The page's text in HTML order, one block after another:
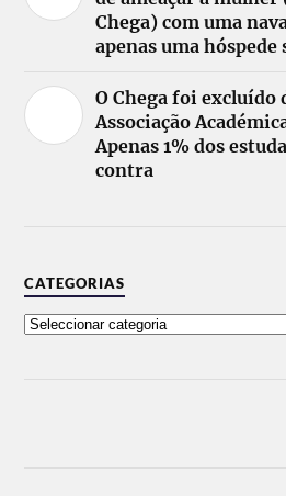
Chega) com uma
apenas uma hóspede
O Chega foi excluído
Associação
Apenas 1% dos
contra
CATEGORIAS